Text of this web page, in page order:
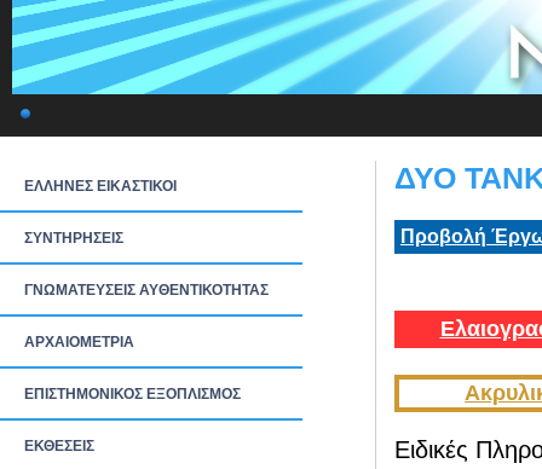
ΕΛΛΗΝΕΣ ΕΙΚΑΣΤΙΚΟΙ
ΣΥΝΤΗΡΗΣΕΙΣ
ΓΝΩΜΑΤΕΥΣΕΙΣ ΑΥΘΕΝΤΙΚΟΤΗΤΑΣ
ΑΡΧΑΙΟΜΕΤΡΙΑ
ΕΠΙΣΤΗΜΟΝΙΚΟΣ ΕΞΟΠΛΙΣΜΟΣ
ΕΚΘΕΣΕΙΣ
ΔΥΟ
Προβολή
Ειδικές